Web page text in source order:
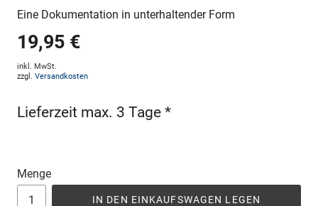
Eine Dokumentation in unterhaltender Form
19,95 €
inkl. MwSt.
zzgl. Versandkosten
Lieferzeit max. 3 Tage *
Menge
IN DEN EINKAUFSWAGEN LEGEN